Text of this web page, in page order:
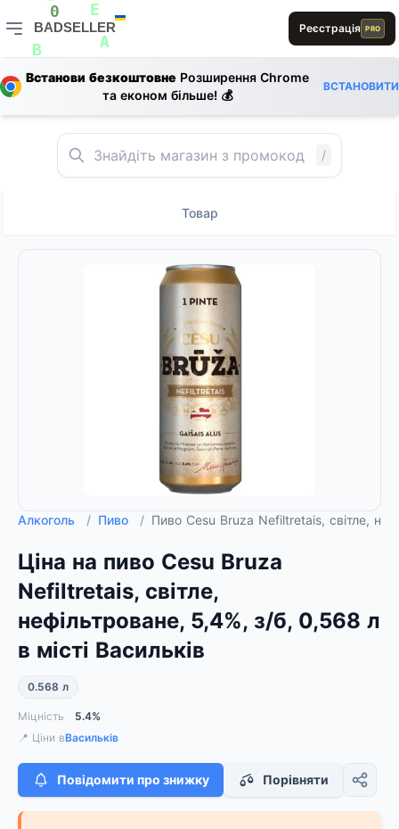
L
RE
B
E
E
B A
R
E
0
BADSELLER
BADSELLER — порівняння цін і знижки
Реєстрація PRO
Встанови безкоштовне Розширення Chrome
та економ більше! 💰
ВСТАНОВИТИ
/
Товар
Алкоголь / Пиво / Пиво Cesu Bruza Nefiltretais, світле,
Ціна на пиво Cesu Bruza
Nefiltretais, світле,
нефільтроване, 5,4%, з/б, 0,568 л
в місті Васильків
0.568 л
Міцність
5.4%
📍 Ціни вВасильків
Повідомити про знижку Порівняти